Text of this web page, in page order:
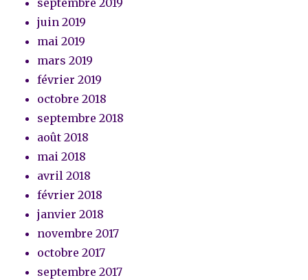
septembre 2019
juin 2019
mai 2019
mars 2019
février 2019
octobre 2018
septembre 2018
août 2018
mai 2018
avril 2018
février 2018
janvier 2018
novembre 2017
octobre 2017
septembre 2017